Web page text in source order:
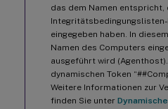
das dem Namen entspricht,
Integritätsbedingungslisten-
eingegeben haben. In
Namen des Computers
ausgeführt wird
dynamischen Token
Weitere Informationen zur
finden Sie unter